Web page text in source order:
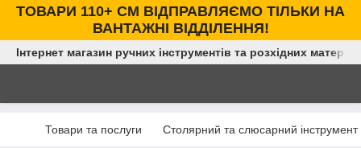
ТОВАРИ 110+ СМ ВІДПРАВЛЯЄМО ТІЛЬКИ НА
ВАНТАЖНІ ВІДДІЛЕННЯ!
Інтернет магазин ручних інструментів та розхідних
Товари та послуги Столярний та слюсарний інструмент